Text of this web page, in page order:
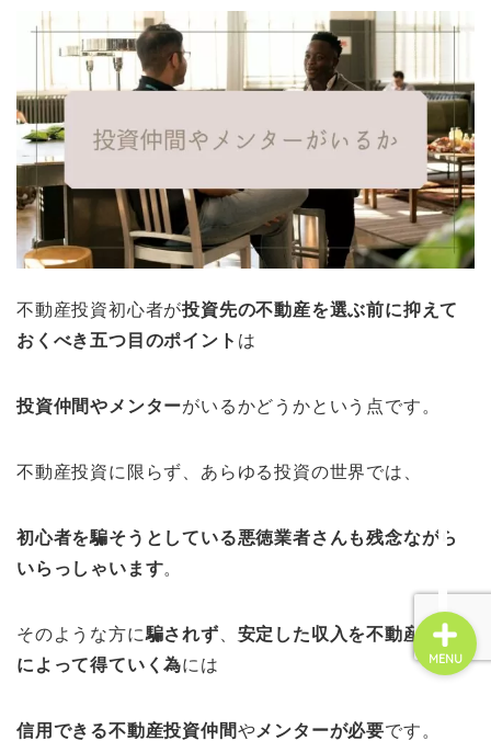
不動産投資初心者が投資先の不動産を選ぶ前に抑えて
おくべき五つ目のポイント は
投資仲間やメンターがいるかどうかという点です。
不動産投資に限らず、あらゆる投資の世界では、
初心者を騙そうとしている悪徳業者さんも残念ながら
いらっしゃいます。
そのような方に騙されず
安定した収入を不動産投資
によって得ていく為には
信用できる不動産投資仲間やメンターが必要です。
MENU